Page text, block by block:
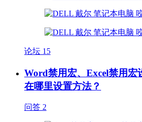
论坛 15
Word禁用宏、Excel禁用宏
在哪里设置方法？
问答 2